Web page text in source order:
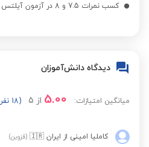
کسب نمرات 7.5 و 8 در آزمون آیلتس آکادمیک توسط زبان آموزانم
دیدگاه دانش‌آموزان
میانگین امتیازات: 5.00 از 5 (18 نفر امتیاز داده‌اند.)
کاملیا امینی از ایران 🇮🇷 (قزوین)